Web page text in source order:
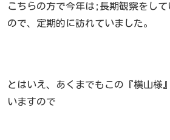
こちらの方で今年は;長期観察をし
ので、定期的に訪れていました。
とはいえ、あくまでもこの『横山様
いますので